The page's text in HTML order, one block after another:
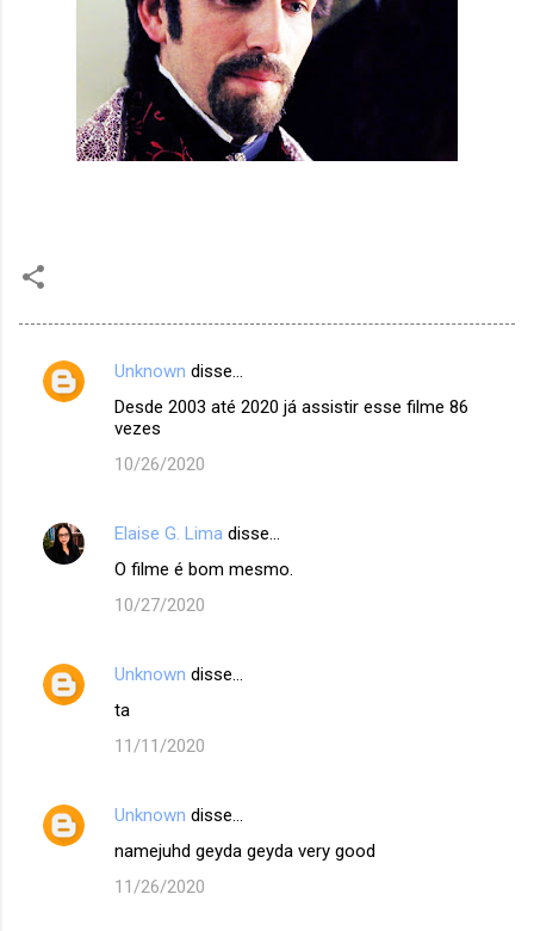
C
t
o
Unknown disse…
Desde 2003 até 2020 já assistir esse filme 86
vezes
10/26/2020
Elaise G. Lima disse…
O filme é bom mesmo.
10/27/2020
Unknown disse…
ta
11/11/2020
Unknown disse…
namejuhd geyda geyda very good
11/26/2020